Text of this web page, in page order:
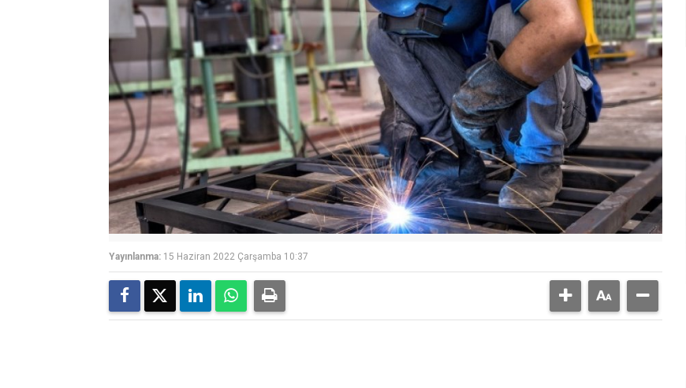
Yayınlanma: 15 Haziran 2022 Çarşamba 10:37